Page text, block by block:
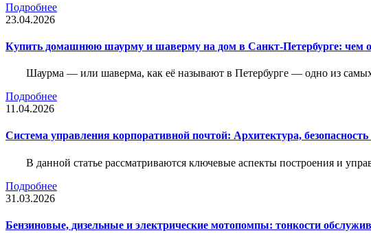
Подробнее
23.04.2026
Купить домашнюю шаурму и шаверму на дом в Санкт-Петербурге: чем
Шаурма — или шаверма, как её называют в Петербурге — одно из
Подробнее
11.04.2026
Система управления корпоративной почтой: Архитектура,
В данной статье рассматриваются ключевые аспекты построения и
Подробнее
31.03.2026
Бензиновые, дизельные и электрические мотопомпы: тонкости